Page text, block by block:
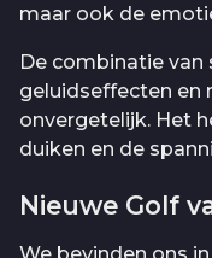
maar ook de
De combinatie
geluidseffecten en
onvergetelijk. Het
duiken en de
Nieuwe Golf
We bevinden ons